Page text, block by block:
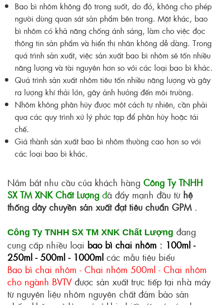
Bao bì nhôm không độ trong suốt, do đó, không cho phép
người dùng quan sát sản phẩm bên trong. Mặt khác, bao
bì nhôm có khả năng chống ánh sáng, làm cho việc đọc
thông tin sản phẩm và hiển thị nhãn không dễ dàng. Trong
quá trình sản xuất, việc sản xuất bao bì nhôm sẽ tốn nhiều
năng lượng và tài nguyên hơn so với các loại bao bì khác.
Quá trình sản xuất nhôm tiêu tốn nhiều năng lượng và gây
ra lượng khí thải lớn, gây ảnh hưởng đến môi trường.
Nhôm không phân hủy được một cách tự nhiên, cần phải
qua các quy trình xử lý phức tạp để phân hủy hoặc tái
chế.
Giá thành sản xuất bao bì nhôm thường cao hơn so với
các loại bao bì khác.
Nắm bắt nhu cầu của khách hàng Công Ty TNHH
SX TM XNK Chất Lượng đã đẩy mạnh đầu từ hệ
thống dây chuyền sản xuất đạt tiêu chuẩn GPM.
Công Ty TNHH SX TM XNK Chất Lượng đang
cung cấp nhiều loại bao bì chai nhôm : 100ml -
250ml - 500ml - 1000ml các mẫu tiêu biểu
Bao bì chai nhôm - Chai nhôm 500ml - Chai nhôm
cho ngành BVTV được sản xuất trực tiếp tại nhà máy
từ nguyên liệu nhôm nguyên chất đảm bảo sản